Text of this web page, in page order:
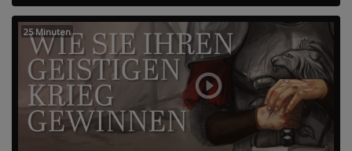
25 Minuten